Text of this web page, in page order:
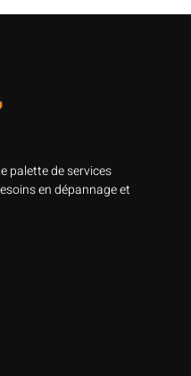
palette de services
en dépannage et